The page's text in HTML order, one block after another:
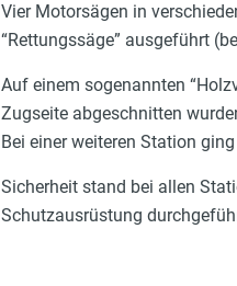
Vier Motorsägen in
“Rettungssäge” ausgeführt
Auf einem sogenannten
Zugseite abgeschnitten
Bei einer weiteren Station
Sicherheit stand bei allen
Schutzausrüstung